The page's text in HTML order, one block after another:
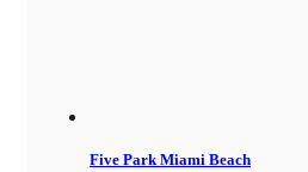
Five Park Miami Beach